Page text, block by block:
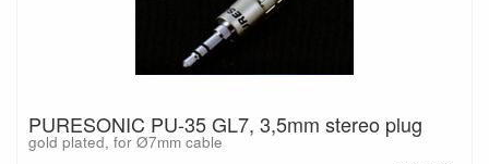
PURESONIC PU-35 GL7, 3,5mm stereo plug
gold plated, for Ø7mm cable